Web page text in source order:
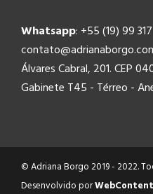
Whatsapp: +55 (19) 99
Álvares Cabral, 201. CEP
Gabinete T45 - Térreo -
© Adriana Borgo 2019 - 2022.
Desenvolvido porWebContent